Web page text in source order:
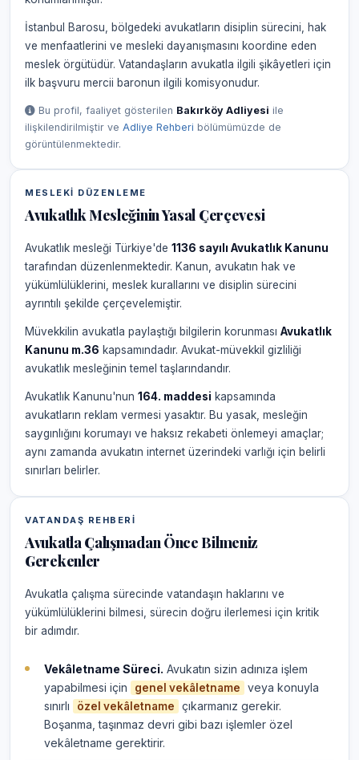
İstanbul Barosu, bölgedeki avukatların disiplin sürecini, hak
ve menfaatlerini ve mesleki dayanışmasını koordine eden
meslek örgütüdür. Vatandaşların avukatla ilgili şikâyetleri için
ilk başvuru mercii baronun ilgili komisyonudur.
Bu profil, faaliyet gösterilen Bakırköy Adliyesi ile
ilişkilendirilmiştir ve Adliye Rehberi bölümümüzde de
görüntülenmektedir.
MESLEKI DÜZENLEME
Avukatlık Mesleğinin Yasal Çerçevesi
Avukatlık mesleği Türkiye'de 1136 sayılı Avukatlık Kanunu
tarafından düzenlenmektedir. Kanun, avukatın hak ve
yükümlülüklerini, meslek kurallarını ve disiplin sürecini
ayrıntılı şekilde çerçevelemiştir.
Müvekkilin avukatla paylaştığı bilgilerin korunması Avukatlık
Kanunu m.36 kapsamındadır. Avukat-müvekkil gizliliği
avukatlık mesleğinin temel taşlarındandır.
Avukatlık Kanunu'nun 164. maddesi kapsamında
avukatların reklam vermesi yasaktır. Bu yasak, mesleğin
saygınlığını korumayı ve haksız rekabeti önlemeyi amaçlar;
aynı zamanda avukatın internet üzerindeki varlığı için belirli
sınırları belirler.
VATANDAŞ REHBERI
Avukatla Çalışmadan Önce Bilmeniz
Gerekenler
Avukatla çalışma sürecinde vatandaşın haklarını ve
yükümlülüklerini bilmesi, sürecin doğru ilerlemesi için kritik
bir adımdır.
Vekâletname Süreci. Avukatın sizin adınıza işlem
yapabilmesi için
genel vekâletname
veya konuyla
sınırlı
özel vekâletname
çıkarmanız gerekir.
Boşanma, taşınmaz devri gibi bazı işlemler özel
vekâletname gerektirir.